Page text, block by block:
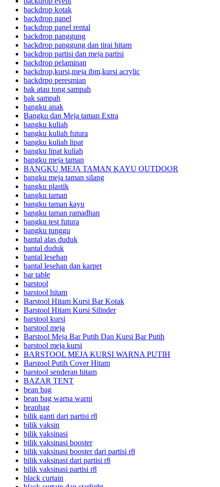
backdrop kotak
backdrop panel
backdrop panel rental
backdrop panggung
backdrop panggung dan tirai hitam
backdrop partisi dan meja partisi
backdrop pelaminan
backdrop,kursi,meja ibm,kursi acrylic
backdrpo peresmian
bak atau tong sampah
bak sampah
bangku anak
Bangku dan Meja taman Extra
bangku kuliah
bangku kuliah futura
bangku kuliah lipat
bangku lipat kuliah
bangku meja taman
BANGKU MEJA TAMAN KAYU OUTDOOR
bangku meja taman silang
bangku plastik
bangku taman
bangku taman kayu
bangku taman ramadhan
bangku test futura
bangku tunggu
bantal alas duduk
bantal duduk
bantal lesehan
bantal lesehan dan karpet
bar table
barstool
barstool hitam
Barstool Hitam Kursi Bar Kotak
Barstool Hitam Kursi Silinder
barstool kursi
barstool meja
Barstool Meja Bar Putih Dan Kursi Bar Putih
barstool meja kursi
BARSTOOL MEJA KURSI WARNA PUTIH
Barstool Putih Cover Hitam
barstool senderan hitam
BAZAR TENT
bean bag
bean bag warna warni
beanbag
bilik ganti dari partisi r8
bilik vaksin
bilik vaksinasi
bilik vaksinasi booster
bilik vaksinasi booster dari partisi r8
bilik vaksinasi dari partisi r8
bilik vaksinasi partisi r8
black curtain